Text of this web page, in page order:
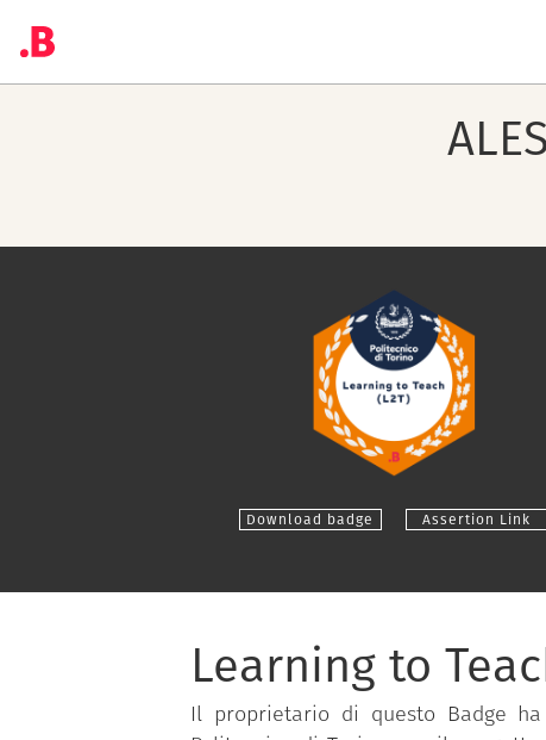
Download badge Assertion Link
Learning to
Il proprietario di questo Badge